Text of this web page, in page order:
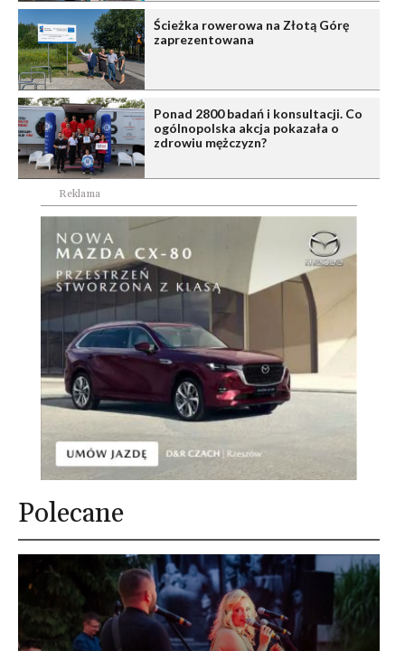
Ścieżka rowerowa na Złotą Górę
zaprezentowana
Ponad 2800 badań i konsultacji. Co
ogólnopolska akcja pokazała o
zdrowiu mężczyzn?
Reklama
Polecane